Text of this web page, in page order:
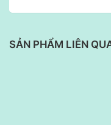
SẢN PHẨM LIÊN